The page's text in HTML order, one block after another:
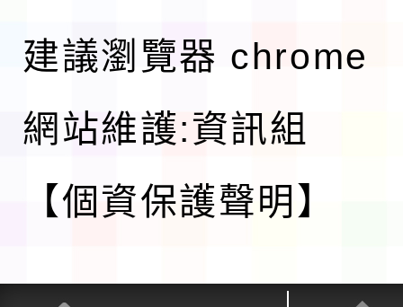
建議瀏覽器 chrome
網站維護:資訊組
【個資保護聲明】